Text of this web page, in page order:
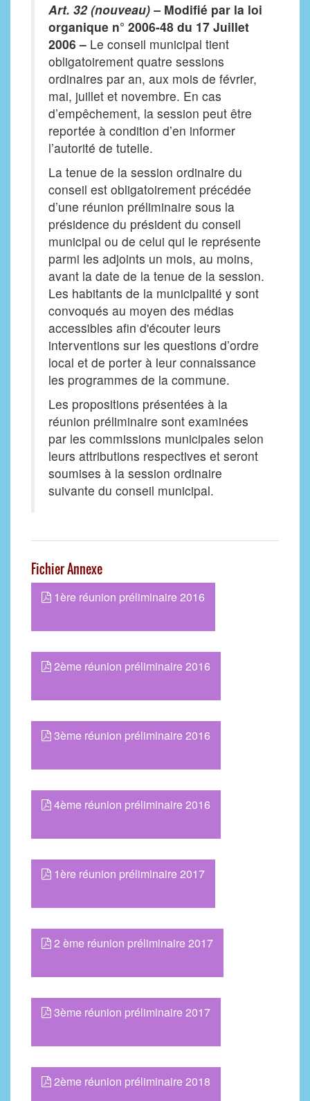
Art. 32 (nouveau) – Modifié par la loi
organique n° 2006-48 du 17 Juillet
2006 – Le conseil municipal tient
obligatoirement quatre sessions
ordinaires par an, aux mois de février,
mai, juillet et novembre. En cas
d’empêchement, la session peut être
reportée à condition d’en informer
l’autorité de tutelle.
La tenue de la session ordinaire du
conseil est obligatoirement précédée
d’une réunion préliminaire sous la
présidence du président du conseil
municipal ou de celui qui le représente
parmi les adjoints un mois, au moins,
avant la date de la tenue de la session.
Les habitants de la municipalité y sont
convoqués au moyen des médias
accessibles afin d'écouter leurs
interventions sur les questions d’ordre
local et de porter à leur connaissance
les programmes de la commune.
Les propositions présentées à la
réunion préliminaire sont examinées
par les commissions municipales selon
leurs attributions respectives et seront
soumises à la session ordinaire
suivante du conseil municipal.
Fichier Annexe
1ère réunion préliminaire 2016
2ème réunion préliminaire 2016
3ème réunion préliminaire 2016
4ème réunion préliminaire 2016
1ère réunion préliminaire 2017
2 ème réunion préliminaire 2017
3ème réunion préliminaire 2017
2ème réunion préliminaire 2018